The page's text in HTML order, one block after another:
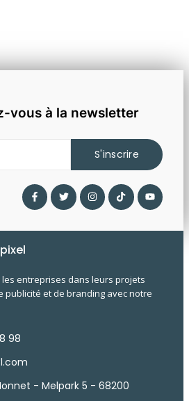
vous à la newsletter
S'inscrire
entreprises dans leurs projets
publicité et de branding avec notre
98
- Melpark 5 - 68200